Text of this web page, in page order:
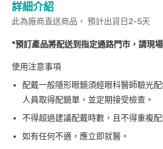
詳細介紹
此為廠商直送商品， 預計出貨日2-5天
*預訂產品將配送到指定通路門市，請現
使用注意事項
配戴一般隱形眼鏡須經眼科醫師驗光
人員取得配鏡單，並定期接受檢查。
不得超過建議配戴時數，且不得重複
如有任何不適，應立即就醫。